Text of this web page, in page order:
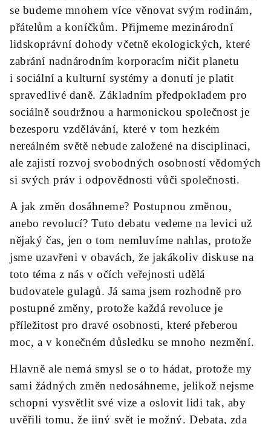
se budeme mnohem více věnovat svým rodinám,
přátelům a koníčkům. Přijmeme mezinárodní
lidskoprávní dohody včetně ekologických, které
zabrání nadnárodním korporacím ničit planetu
i sociální a kulturní systémy a donutí je platit
spravedlivé daně. Základním předpokladem pro
sociálně soudržnou a harmonickou společnost je
bezesporu vzdělávání, které v tom hezkém
nereálném světě nebude založené na disciplinaci,
ale zajistí rozvoj svobodných osobností vědomých
si svých práv i odpovědnosti vůči společnosti.
A jak změn dosáhneme? Postupnou změnou,
anebo revolucí? Tuto debatu vedeme na levici už
nějaký čas, jen o tom nemluvíme nahlas, protože
jsme uzavřeni v obavách, že jakákoliv diskuse na
toto téma z nás v očích veřejnosti udělá
budovatele gulagů. Já sama jsem rozhodně pro
postupné změny, protože každá revoluce je
příležitost pro dravé osobnosti, které přeberou
moc, a v konečném důsledku se mnoho nezmění.
Hlavně ale nemá smysl se o to hádat, protože my
sami žádných změn nedosáhneme, jelikož nejsme
schopni vysvětlit své vize a oslovit lidi tak, aby
uvěřili tomu, že jiný svět je možný. Debata, zda